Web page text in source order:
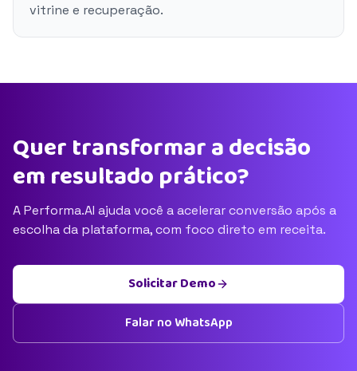
vitrine e recuperação.
Quer transformar a decisão
em resultado prático?
A Performa.AI ajuda você a acelerar conversão após a
escolha da plataforma, com foco direto em receita.
Solicitar Demo
Falar no WhatsApp